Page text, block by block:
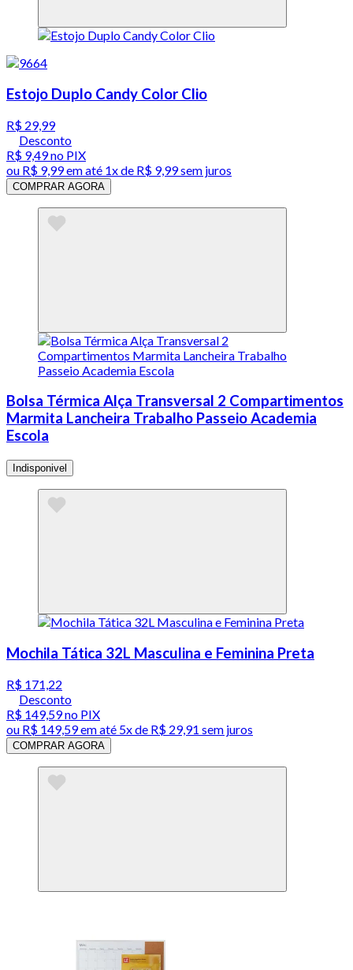
Estojo Duplo Candy Color Clio
R$ 29,99
Desconto
R$ 9,49no PIX
ou R$ 9,99em até 1x de R$ 9,99sem juros
COMPRAR AGORA
Bolsa Térmica Alça Transversal 2 Compartimentos
Marmita Lancheira Trabalho Passeio Academia
Escola
Indisponivel
Mochila Tática 32L Masculina e Feminina Preta
R$ 171,22
Desconto
R$ 149,59no PIX
ou R$ 149,59em até 5x de R$ 29,91 sem juros
COMPRAR AGORA